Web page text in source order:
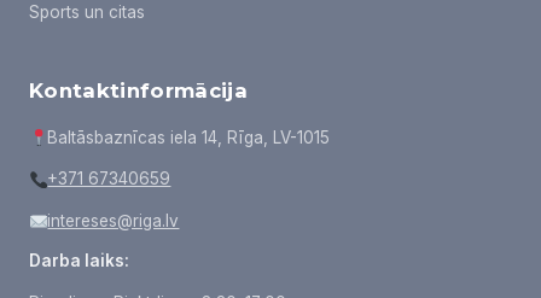
Sports un citas
Kontaktinformācija
Baltāsbaznīcas iela 14, Rīga, LV-1015
+371 67340659
intereses@riga.lv
Darba laiks: